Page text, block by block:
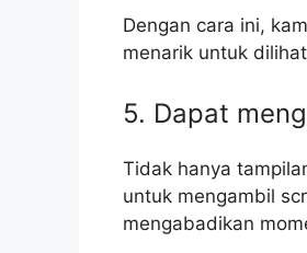
Dengan cara ini,
menarik untuk
5. Dapat
Tidak hanya
untuk mengambil
mengabadikan